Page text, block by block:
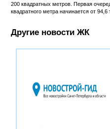
200 квадратных метров. Первая
квадратного метра начинается от
Другие новости ЖК